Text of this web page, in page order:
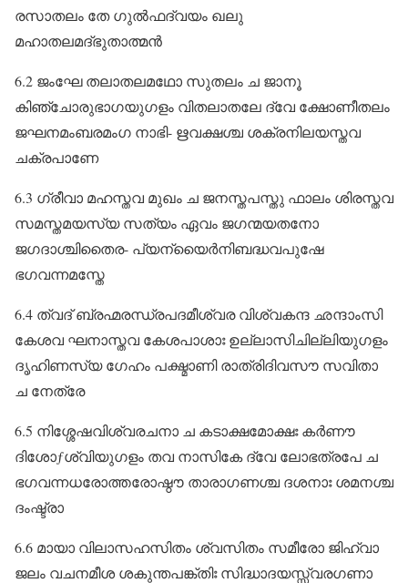
രസാതലം തേ ഗുൽഫദ്വയം ഖലു
മഹാതലമദ്ഭുതാത്മൻ
6.2 ജംഘേ തലാതലമഥോ സുതലം ച ജാനൂ
കിഞ്ചോരുഭാഗയുഗളം വിതലാതലേ ദ്വേ ക്ഷോണീതലം
ജഘനമംബരമംഗ നാഭി- ഋവക്ഷശ്ച ശക്രനിലയസ്തവ
ചക്രപാണേ
6.3 ഗ്രീവാ മഹസ്തവ മുഖം ച ജനസ്തപസ്തു ഫാലം ശിരസ്തവ
സമസ്തമയസ്യ സത്യം ഏവം ജഗന്മയതനോ
ജഗദാശ്ചിതൈര- പ്യന്യൈർനിബദ്ധവപുഷേ
ഭഗവന്നമസ്തേ
6.4 ത്വദ്‌ ബ്രഹ്മരന്ധ്രപദമീശ്വര വിശ്വകന്ദ ഛന്ദാംസി
കേശവ ഘനാസ്തവ കേശപാശാഃ ഉല്ലാസിചില്ലിയുഗളം
ദൃഹിണസ്യ ഗേഹം പക്ഷ്മാണി രാത്രിദിവസൗ സവിതാ
ച നേത്രേ
6.5 നിശ്ശേഷവിശ്വരചനാ ച കടാക്ഷമോക്ഷഃ കർണൗ
ദിശോƒശ്വിയുഗളം തവ നാസികേ ദ്വേ ലോഭത്രപേ ച
ഭഗവന്നധരോത്തരോഷ്ഠൗ താരാഗണശ്ച ദശനാഃ ശമനശ്ച
ദംഷ്ട്രാ
6.6 മായാ വിലാസഹസിതം ശ്വസിതം സമീരോ ജിഹ്വാ
ജലം വചനമീശ ശകുന്തപങ്ക്തിഃ സിദ്ധാദയസ്സ്വരഗണാ